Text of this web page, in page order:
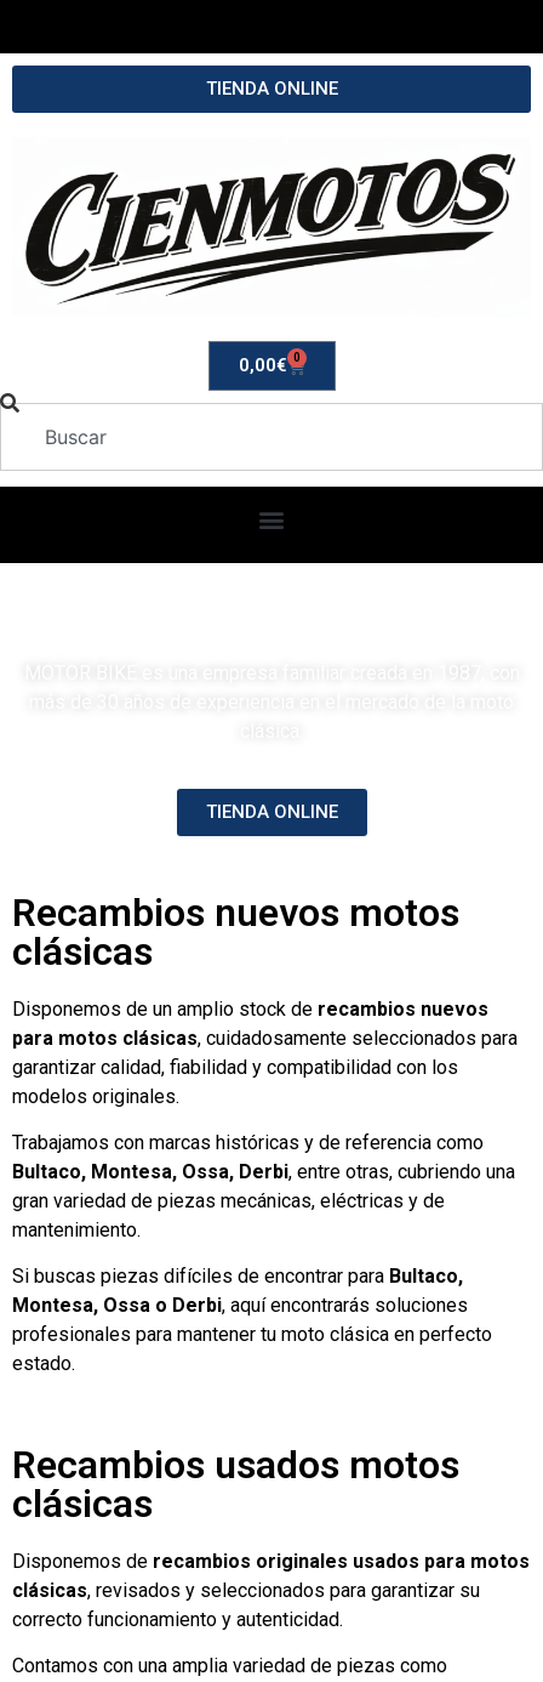
TIENDA ONLINE
0,00€ 0
TIENDA ONLINE
Recambios nuevos motos
clásicas
Disponemos de un amplio stock de recambios nuevos
para motos clásicas, cuidadosamente seleccionados para
garantizar calidad, fiabilidad y compatibilidad con los
modelos originales.
Trabajamos con marcas históricas y de referencia como
Bultaco, Montesa, Ossa, Derbi, entre otras, cubriendo una
gran variedad de piezas mecánicas, eléctricas y de
mantenimiento.
Si buscas piezas difíciles de encontrar para Bultaco,
Montesa, Ossa o Derbi, aquí encontrarás soluciones
profesionales para mantener tu moto clásica en perfecto
estado.
Recambios usados motos
clásicas
Disponemos de recambios originales usados para motos
clásicas, revisados y seleccionados para garantizar su
correcto funcionamiento y autenticidad.
Contamos con una amplia variedad de piezas como